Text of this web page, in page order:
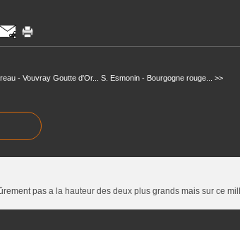
- Vouvray Goutte d'Or... S. Esmonin - Bourgogne rouge... >>
pas a la hauteur des deux plus grands mais sur ce